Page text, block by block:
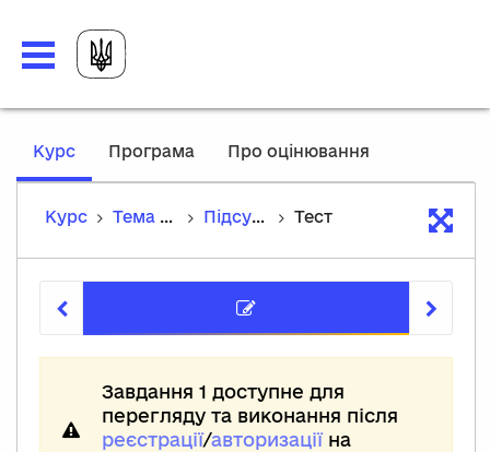
Курс,
Програма Про оцінювання
Курс Тема 5. Країни Центральної та Східної Європи в Х–ХV ст. Підсумковий тест Тест
Завдання 1 доступне для
перегляду та виконання після
реєстрації/авторизаціїна